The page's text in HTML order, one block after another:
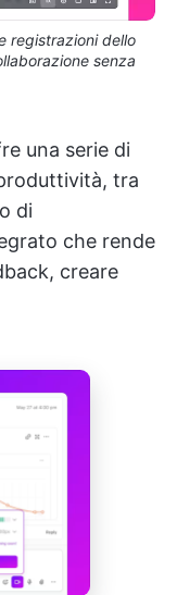
registrazioni dello
senza
una serie di
tra
di
che rende
creare